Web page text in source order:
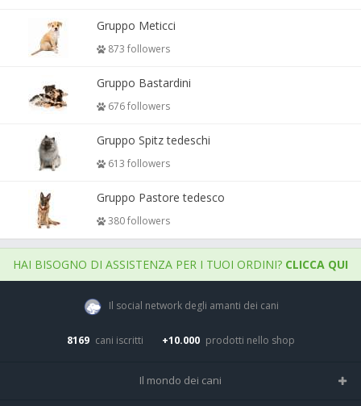
Gruppo Meticci
873 followers
Gruppo Bastardini
676 followers
Gruppo Spitz tedeschi
613 followers
Gruppo Pastore tedesco
380 followers
HAI BISOGNO DI ASSISTENZA PER I TUOI ORDINI? CLICCA QUI
Il social network degli amanti dei cani
8169 cani iscritti +10.000 prodotti nello shop
Il mondo dei cani